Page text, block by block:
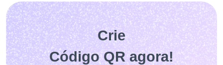
Crie
Código QR agora!